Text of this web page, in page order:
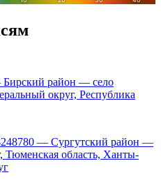
Бирский район — село
округ, Республика
— Сургутский район —
Тюменская область, Ханты-